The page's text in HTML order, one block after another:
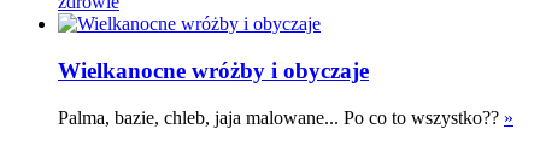
Wielkanocne wróżby i obyczaje
Palma, bazie, chleb, jaja malowane... Po co to wszystko?? »